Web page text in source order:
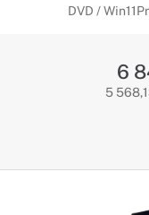
DVD /
6
5